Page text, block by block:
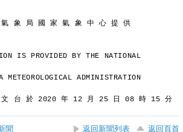
象 局 國 家 氣 象 中 心 提 供
IS PROVIDED BY THE NATIONAL
METEOROLOGICAL ADMINISTRATION
台 於 2020 年 12 月 25 日 08 時 15 分
聞 返回新聞列表 返回頁首